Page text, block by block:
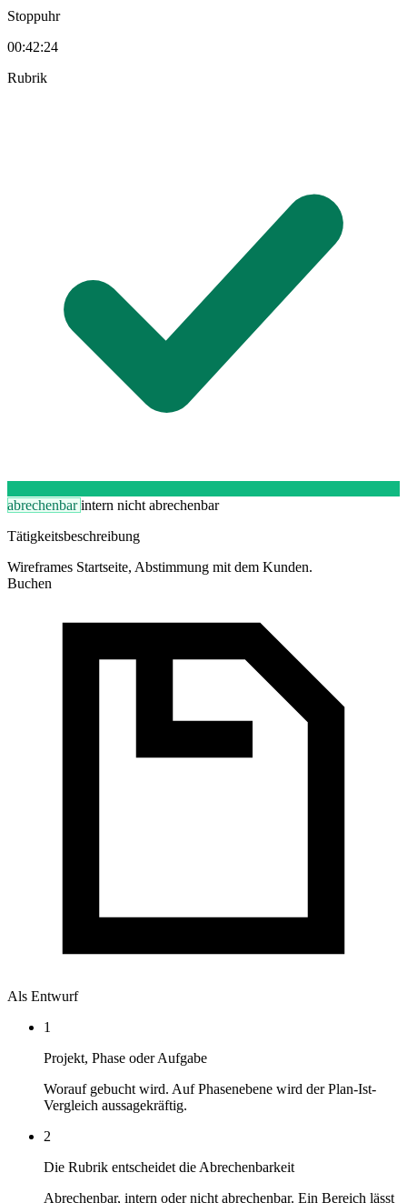
Stoppuhr
00:42:25
Rubrik
abrechenbarintern nicht abrechenbar
Tätigkeitsbeschreibung
Wireframes Startseite, Abstimmung mit dem Kunden.
Buchen
Als Entwurf
1
Projekt, Phase oder Aufgabe
Worauf gebucht wird. Auf Phasenebene wird der Plan-Ist-
Vergleich aussagekräftig.
2
Die Rubrik entscheidet die Abrechenbarkeit
Abrechenbar, intern oder nicht abrechenbar. Ein Bereich lässt